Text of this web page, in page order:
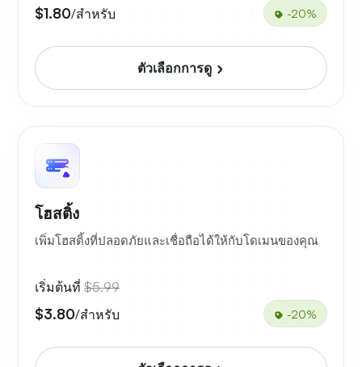
$1.80/สำหรับ -20%
ตัวเลือกการดู
โฮสติ้ง
เพิ่มโฮสติ้งที่ปลอดภัยและเชื่อถือได้ให้กับโดเมนของคุณ
เริ่มต้นที่ $5.99
$3.80/สำหรับ -20%